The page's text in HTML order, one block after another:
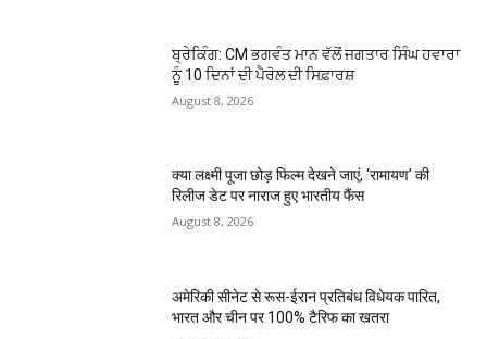
ਬ੍ਰੇਕਿੰਗ: CM ਭਗਵੰਤ ਮਾਨ ਵੱਲੋਂ ਜਗਤਾਰ ਸਿੰਘ ਹਵਾਰਾ
ਨੂੰ 10 ਦਿਨਾਂ ਦੀ ਪੈਰੋਲ ਦੀ ਸਿਫ਼ਾਰਸ਼
August 8, 2026
क्या लक्ष्मी पूजा छोड़ फिल्म देखने जाएं, ‘रामायण’ की
रिलीज डेट पर नाराज हुए भारतीय फैंस
August 8, 2026
अमेरिकी सीनेट से रूस-ईरान प्रतिबंध विधेयक पारित,
भारत और चीन पर 100% टैरिफ का खतरा